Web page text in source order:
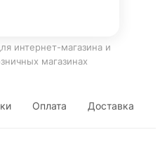
интернет-магазина и
магазинах
Оплата Доставка